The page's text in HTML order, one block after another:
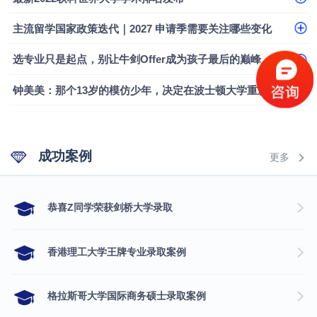
融会计硕士实录
​恭喜Z同学荣获剑桥大学录取
主流留学国家政策迭代｜2027 申请季需要关注哪些变化
选专业只是起点，别让牛剑Offer成为孩子最后的巅峰
钟美美：那个13岁的模仿少年，决定在波士顿大学重新定义自己
成功案例 更多
​恭喜Z同学荣获剑桥大学录取
香港理工大学王牌专业录取案例
格拉斯哥大学国际商务硕士录取案例